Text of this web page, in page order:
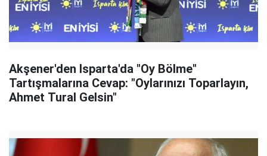
Akşener'den Isparta'da "Oy Bölme"
Tartışmalarına Cevap: "Oylarınızı Toparlayın,
Ahmet Tural Gelsin"